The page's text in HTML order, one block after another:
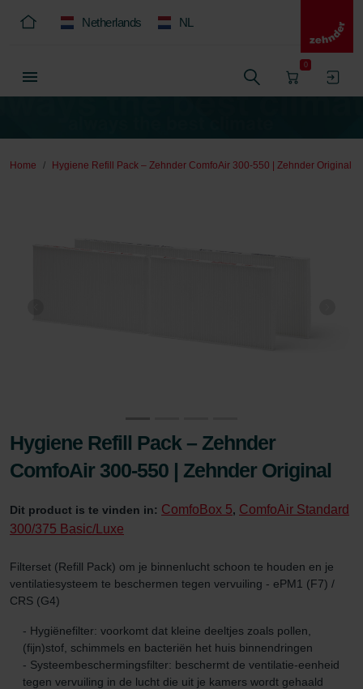
Netherlands NL
0
Home Hygiene Refill Pack – Zehnder ComfoAir 300-550 | Zehnder Original
Hygiene Refill Pack – Zehnder
ComfoAir 300-550 | Zehnder Original
Dit product is te vinden in: ComfoBox 5, ComfoAir Standard
300/375 Basic/Luxe
Filterset (Refill Pack) om je binnenlucht schoon te houden en je
ventilatiesysteem te beschermen tegen vervuiling - ePM1 (F7) /
CRS (G4)
- Hygiënefilter: voorkomt dat kleine deeltjes zoals pollen,
(fijn)stof, schimmels en bacteriën het huis binnendringen
- Systeembeschermingsfilter: beschermt de ventilatie-eenheid
tegen vervuiling in de lucht die uit je kamers wordt gehaald